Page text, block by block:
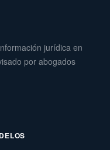
jurídica en
por abogados